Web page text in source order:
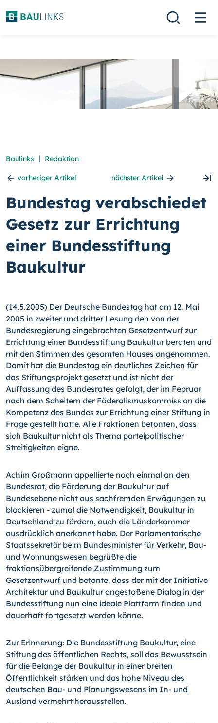
Baulinks | Redaktion
vorheriger Artikel nächster Artikel
Bundestag verabschiedet
Gesetz zur Errichtung
einer Bundesstiftung
Baukultur
(14.5.2005) Der Deutsche Bundestag hat am 12. Mai
2005 in zweiter und dritter Lesung den von der
Bundesregierung eingebrachten Gesetzentwurf zur
Errichtung einer Bundesstiftung Baukultur beraten und
mit den Stimmen des gesamten Hauses angenommen.
Damit hat die Bundestag ein deutliches Zeichen für
das Stiftungsprojekt gesetzt und ist nicht der
Auffassung des Bundesrates gefolgt, der im Februar
nach dem Scheitern der Föderalismuskommission die
Kompetenz des Bundes zur Errichtung einer Stiftung in
Frage gestellt hatte. Alle Fraktionen betonten, dass
sich Baukultur nicht als Thema parteipolitischer
Streitigkeiten eigne.
Achim Großmann appellierte noch einmal an den
Bundesrat, die Förderung der Baukultur auf
Bundesebene nicht aus sachfremden Erwägungen zu
blockieren - zumal die Notwendigkeit, Baukultur in
Deutschland zu fördern, auch die Länderkammer
ausdrücklich anerkannt habe. Der Parlamentarische
Staatssekretär beim Bundesminister für Verkehr, Bau-
und Wohnungswesen begrüßte die
fraktionsübergreifende Zustimmung zum
Gesetzentwurf und betonte, dass der mit der Initiative
Architektur und Baukultur angestoßene Dialog in der
Bundesstiftung nun eine ideale Plattform finden und
dauerhaft fortgesetzt werden könne.
Zur Erinnerung: Die Bundesstiftung Baukultur, eine
Stiftung des öffentlichen Rechts, soll das Bewusstsein
für die Belange der Baukultur in einer breiten
Öffentlichkeit stärken und das hohe Niveau des
deutschen Bau- und Planungswesens im In- und
Ausland vermehrt herausstellen.